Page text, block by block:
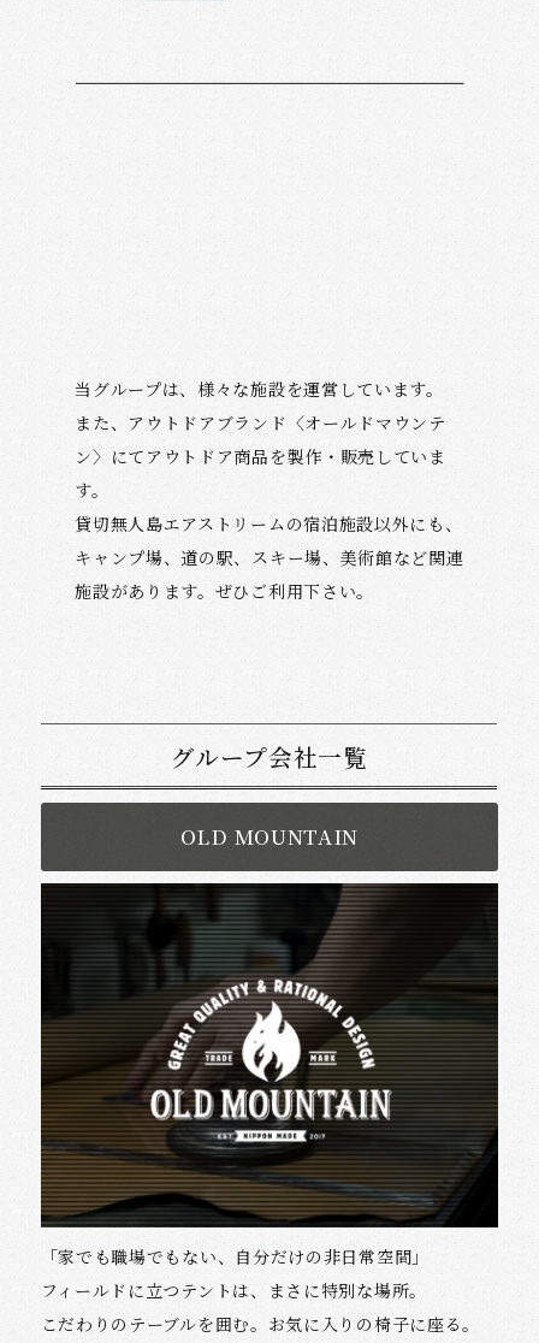
当グループは、様々な施設を運営しています。
また、アウトドアブランド〈オールドマウンテ
ン〉にてアウトドア商品を製作・販売していま
す。
貸切無人島エアストリームの宿泊施設以外にも、
キャンプ場、道の駅、スキー場、美術館など関連
施設があります。ぜひご利用下さい。
グループ会社一覧
OLD MOUNTAIN
「家でも職場でもない、自分だけの非日常空間」
フィールドに立つテントは、まさに特別な場所。
こだわりのテーブルを囲む。お気に入りの椅子に座る。